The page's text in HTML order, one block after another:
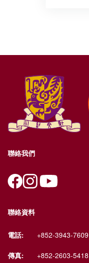
聯絡我們
聯絡資料
電話: +852-3943-7609
傳真: +852-2603-5418